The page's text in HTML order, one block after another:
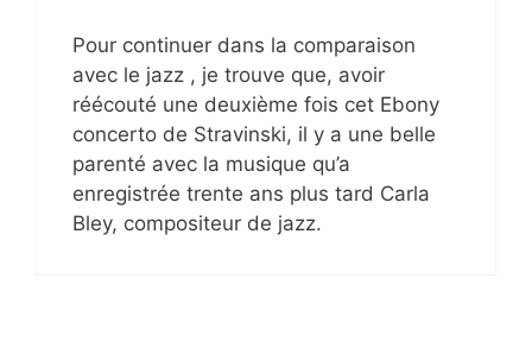
Pour continuer dans la comparaison
avec le jazz , je trouve que, avoir
réécouté une deuxième fois cet Ebony
concerto de Stravinski, il y a une belle
parenté avec la musique qu’a
enregistrée trente ans plus tard Carla
Bley, compositeur de jazz.